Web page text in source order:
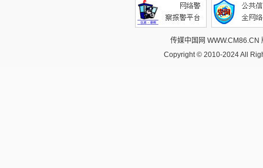
传媒中国网
Copyright © 2010-2024 All